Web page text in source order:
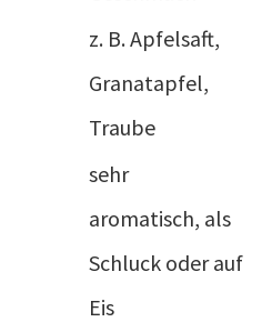
z. B. Apfelsaft,
Granatapfel,
Traube
sehr
aromatisch, als
Schluck oder auf
Eis